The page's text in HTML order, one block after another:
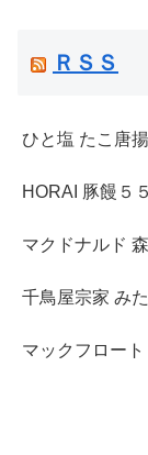
ＲＳＳ
ひと塩 たこ唐
HORAI 豚饅５
マクドナルド
千鳥屋宗家 み
マックフロー